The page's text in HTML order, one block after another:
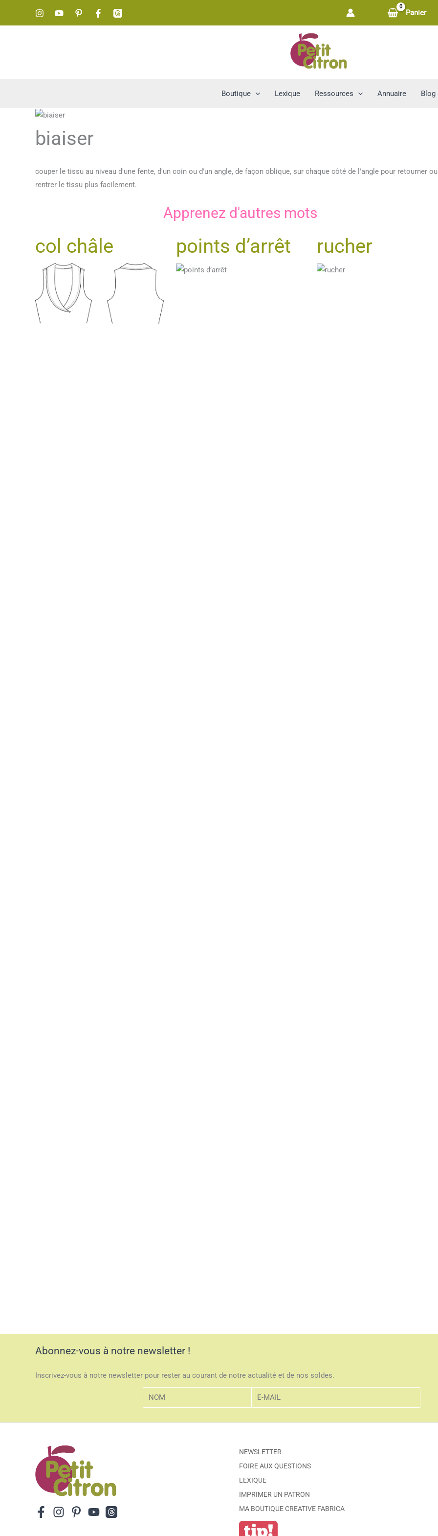
Panier
Boutique Lexique Ressources Annuaire Blog
biaiser
couper le tissu au niveau d'une fente, d'un coin ou d'un angle, de façon oblique, sur chaque côté de l'angle pour retourner ou
rentrer le tissu plus facilement.
Apprenez d'autres mots
col châle points d’arrêt rucher
Abonnez-vous à notre newsletter !
Inscrivez-vous à notre newsletter pour rester au courant de notre actualité et de nos soldes.
NEWSLETTER
FOIRE AUX QUESTIONS
LEXIQUE
IMPRIMER UN PATRON
MA BOUTIQUE CREATIVE FABRICA